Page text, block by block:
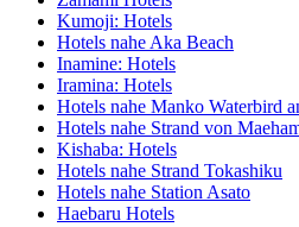
Kumoji: Hotels
Hotels nahe Aka Beach
Inamine: Hotels
Iramina: Hotels
Hotels nahe Manko Waterbird
Hotels nahe Strand von
Kishaba: Hotels
Hotels nahe Strand Tokashiku
Hotels nahe Station Asato
Haebaru Hotels